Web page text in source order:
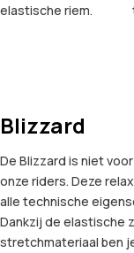
elastische riem.
Blizzard
De Blizzard is niet
onze riders. Deze
alle technische
Dankzij de elastische
stretchmateriaal ben